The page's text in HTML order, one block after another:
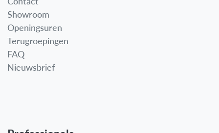
Showroom
Openingsuren
Terugroepingen
FAQ
Nieuwsbrief